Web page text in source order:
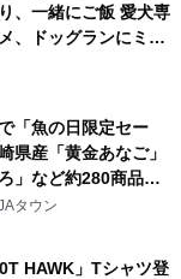
、一緒にご飯 愛犬専
、ドッグランにミニ
グとトレーラーハウ
「魚の日限定セー
県産「黄金あなご」
」など約280商品を
日の定例企画～
タウン
HAWK」Tシャツ登